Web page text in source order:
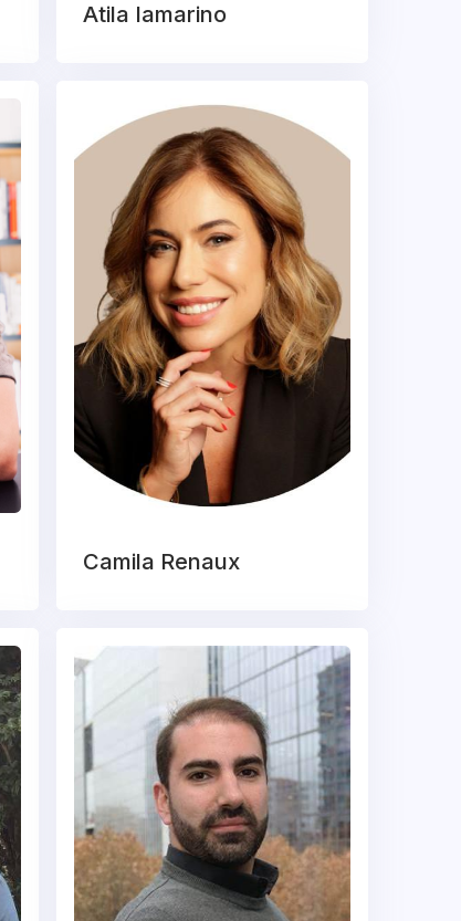
Atila Iamarino
Camila Renaux